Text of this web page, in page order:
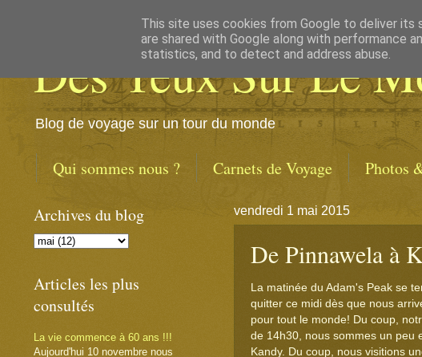
Des Yeux Sur Le
Blog de voyage sur un tour du monde
Qui sommes nous ? Carnets de Voyage Photos
vendredi 1 mai 2015
De Pinnawela à
La matinée du Adam's Peak se
quitter ce midi dès que nous
pour tout le monde! Du coup,
de 14h30, nous sommes un peu
Kandy. Du coup, nous visitions
Archives du blog
Articles les plus
consultés
La vie commence à 60 ans !!!
Aujourd'hui 10 novembre nous
This site uses cookies from Google to deliver its
are shared with Google along with performance
statistics, and to detect and address abuse.